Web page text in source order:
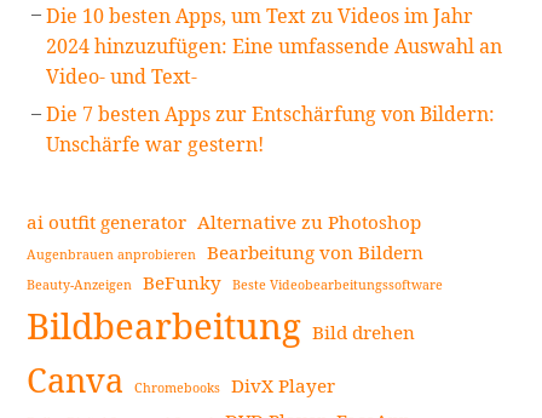
Die 10 besten Apps, um Text zu Videos im Jahr
2024 hinzuzufügen: Eine umfassende Auswahl an
Video- und Text-
Die 7 besten Apps zur Entschärfung von Bildern:
Unschärfe war gestern!
ai outfit generator Alternative zu Photoshop
Augenbrauen anprobieren Bearbeitung von Bildern
Beauty-Anzeigen BeFunky Beste Videobearbeitungssoftware
Bildbearbeitung Bild drehen
Canva Chromebooks DivX Player